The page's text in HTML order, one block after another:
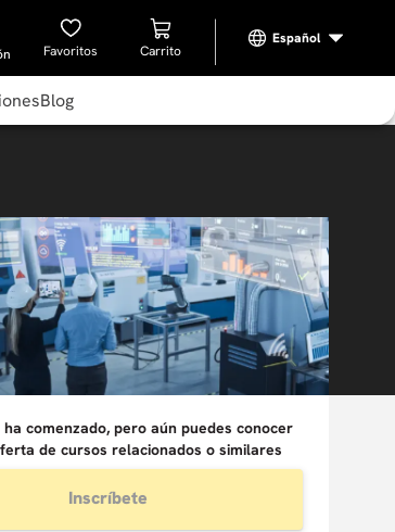
Favoritos
Blog
ha comenzado, pero aún puedes conocer
de cursos relacionados o similares
Inscríbete